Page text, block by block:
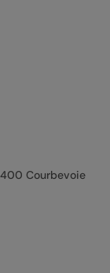
Courbevoie